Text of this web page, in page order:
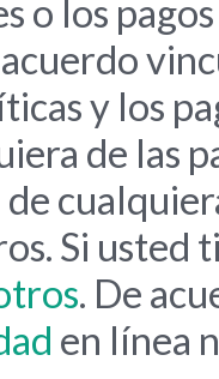
o los
y los
de las
Si usted
. De
en línea